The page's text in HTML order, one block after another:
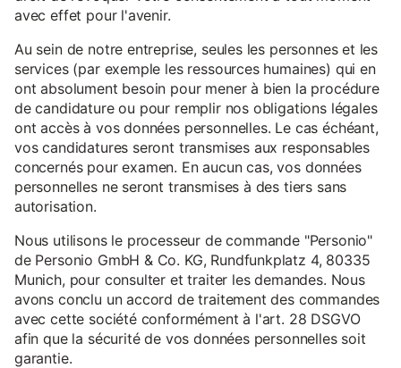
avec effet pour l'avenir.
Au sein de notre entreprise, seules les personnes et les
services (par exemple les ressources humaines) qui en
ont absolument besoin pour mener à bien la procédure
de candidature ou pour remplir nos obligations légales
ont accès à vos données personnelles. Le cas échéant,
vos candidatures seront transmises aux responsables
concernés pour examen. En aucun cas, vos données
personnelles ne seront transmises à des tiers sans
autorisation.
Nous utilisons le processeur de commande "Personio"
de Personio GmbH & Co. KG, Rundfunkplatz 4, 80335
Munich, pour consulter et traiter les demandes. Nous
avons conclu un accord de traitement des commandes
avec cette société conformément à l'art. 28 DSGVO
afin que la sécurité de vos données personnelles soit
garantie.